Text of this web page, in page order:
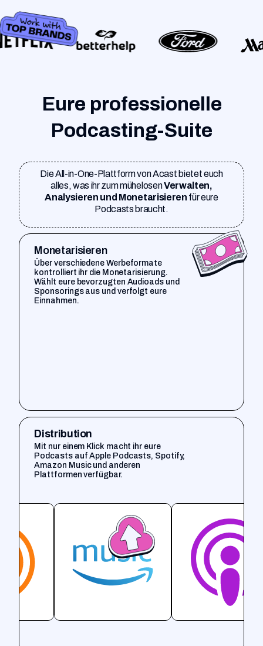
Eure professionelle
Podcasting-Suite
Die All-in-One-Plattform von Acast bietet euch
alles, was ihr zum mühelosenVerwalten,
Analysieren und Monetarisieren für eure
Podcasts braucht.
Monetarisieren
Über verschiedene Werbeformate
kontrolliert ihr die Monetarisierung.
Wählt eure bevorzugten Audioads und
Sponsorings aus und verfolgt eure
Einnahmen.
Distribution
Mit nur einem Klick macht ihr eure
Podcasts auf Apple Podcasts, Spotify,
Amazon Music und anderen
Plattformen verfügbar.